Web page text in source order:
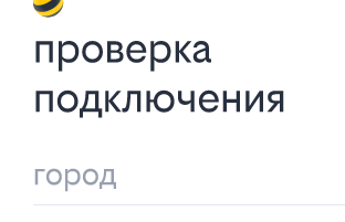
подключения